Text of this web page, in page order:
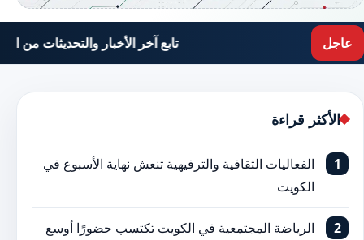
عاجل تابع آخر الأخبار والتحديثات من الكويت والعالم
الأكثر قراءة
الفعاليات الثقافية والترفيهية تنعش نهاية الأسبوع في
الكويت
الرياضة المجتمعية في الكويت تكتسب حضورًا أوسع